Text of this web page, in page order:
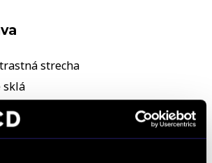
strecha
sklá
panoramatickým oknom
disky vzor 5135 lesklé čierne